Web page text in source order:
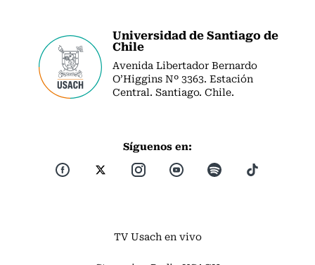
Universidad de Santiago de
Chile
Avenida Libertador Bernardo
O’Higgins Nº 3363. Estación
Central. Santiago. Chile.
Síguenos en:
TV Usach en vivo